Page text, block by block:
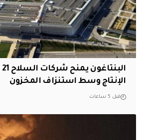
الإنتاج وسط استنزاف المخزون
قبل 5 ساعات